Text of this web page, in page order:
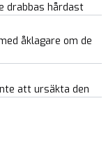
drabbas hårdast
åklagare om de
att ursäkta den